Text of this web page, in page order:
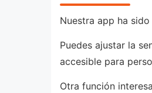
Nuestra app ha
Puedes ajustar la
accesible para
Otra función